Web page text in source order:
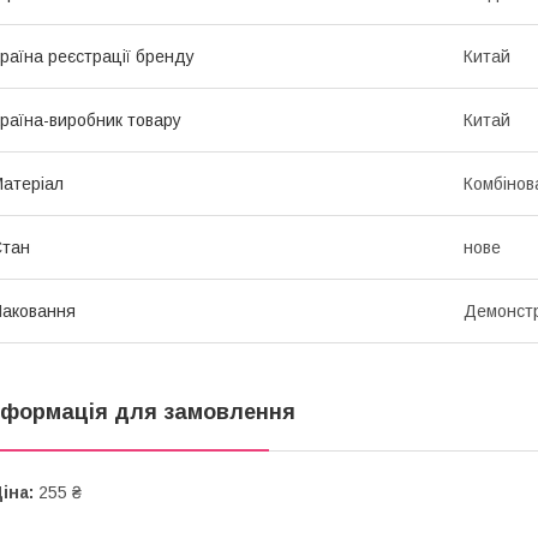
реєстрації бренду Китай
виробник товару Китай
нове
для замовлення
255 ₴